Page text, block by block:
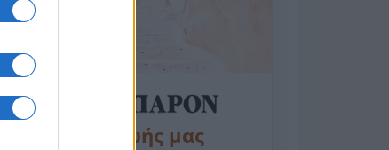
της Ζωής μας